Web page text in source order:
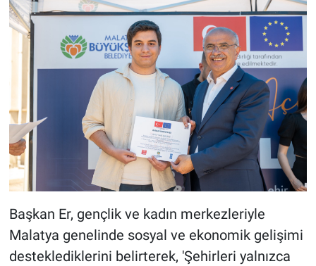
Başkan Er, gençlik ve kadın merkezleriyle
Malatya genelinde sosyal ve ekonomik gelişimi
desteklediklerini belirterek, 'Şehirleri yalnızca